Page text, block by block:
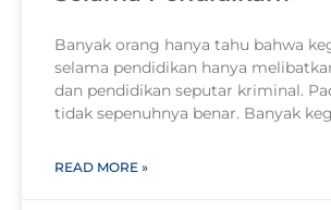
Banyak orang hanya tahu bahwa
selama pendidikan hanya
dan pendidikan seputar kriminal.
tidak sepenuhnya benar. Banyak
READ MORE »